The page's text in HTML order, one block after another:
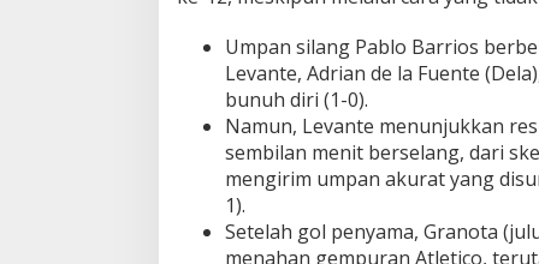
e
T
e
r
c
e
a
Umpan silang Pablo Barrios
Levante, Adrian de la Fuente
bunuh diri (1-0).
Namun, Levante menunjukkan
sembilan menit berselang, dari
mengirim umpan akurat yang
1).
Setelah gol penyama, Granota
menahan gempuran Atletico,